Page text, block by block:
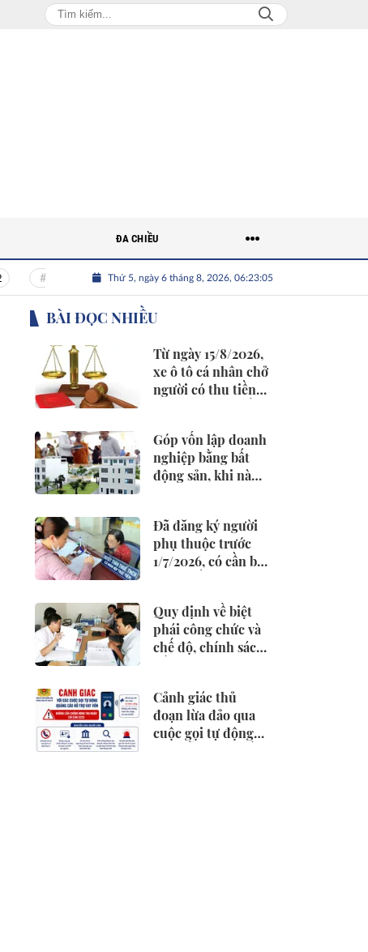
Nguồn nhân lực Việt Nhân tài Việt Nam
Thứ 5, ngày 6 tháng 8, 2026, 06:23:06
ĐA CHIỀU
BÀI ĐỌC NHIỀU
Từ ngày 15/8/2026,
xe ô tô cá nhân chở
người có thu tiền
Góp vốn lập doanh
nghiệp bằng bất
động sản, khi nào
Đã đăng ký người
phụ thuộc trước
1/7/2026, có cần bổ
Quy định về biệt
phái công chức và
chế độ, chính sách
Cảnh giác thủ
đoạn lừa đảo qua
cuộc gọi tự động